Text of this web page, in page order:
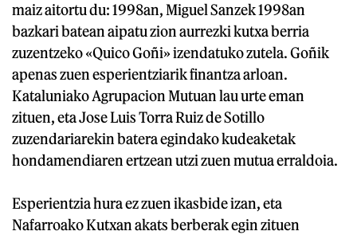
maiz aitortu du: 1998an, Miguel Sanzek 1998an
bazkari batean aipatu zion aurrezki kutxa berria
zuzentzeko «Quico Goñi» izendatuko zutela. Goñik
apenas zuen esperientziarik finantza arloan.
Kataluniako Agrupacion Mutuan lau urte eman
zituen, eta Jose Luis Torra Ruiz de Sotillo
zuzendariarekin batera egindako kudeaketak
hondamendiaren ertzean utzi zuen mutua erraldoia.
Esperientzia hura ez zuen ikasbide izan, eta
Nafarroako Kutxan akats berberak egin zituen